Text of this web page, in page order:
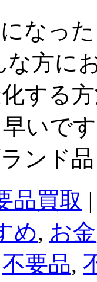
なっ
な方に
する
いで
ランド
品買取 |
め, お金
不要品,